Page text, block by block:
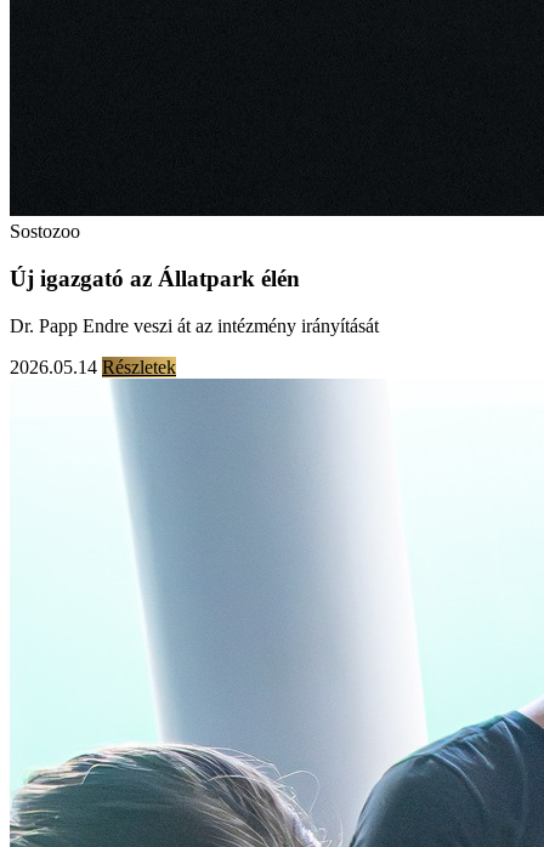
Sostozoo
Új igazgató az Állatpark élén
Dr. Papp Endre veszi át az intézmény irányítását
2026.05.14 Részletek